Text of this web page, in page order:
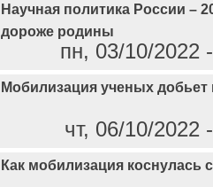
Научная политика России –
дороже родины
пн, 03/10/
Мобилизация ученых добьет
чт, 06/10/
Как мобилизация коснулась